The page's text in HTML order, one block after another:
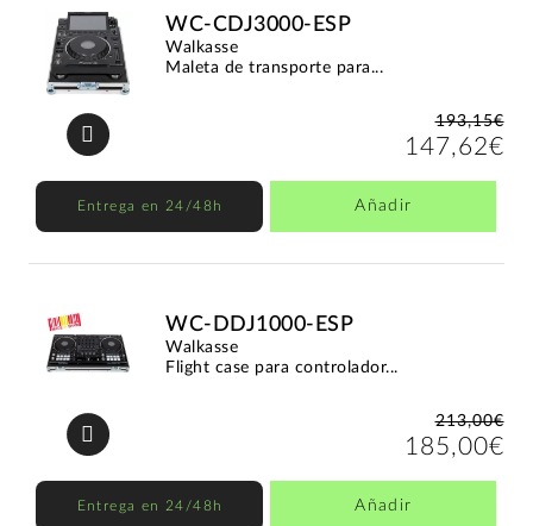
WC-CDJ3000-ESP
Walkasse
Maleta de transporte para...
193,15€
147,62€
Entrega en 24/48h Añadir
WC-DDJ1000-ESP
Walkasse
Flight case para controlador...
213,00€
185,00€
Entrega en 24/48h Añadir